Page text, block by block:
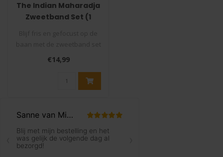
The Indian Maharadja
Zweetband Set (1
van The Indian Maharadja!..
€14,99